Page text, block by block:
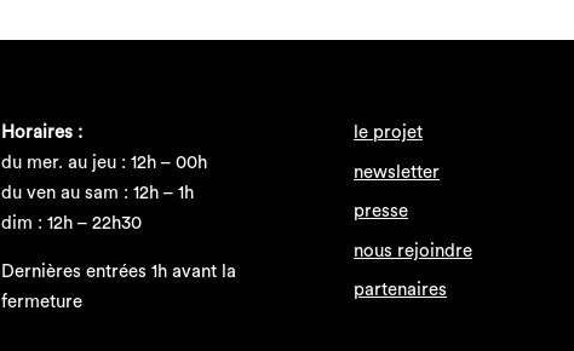
Horaires :
du mer. au jeu : 12h – 00h
du ven au sam : 12h – 1h
dim : 12h – 22h30
Dernières entrées 1h avant la
fermeture
le projet
newsletter
presse
nous rejoindre
partenaires